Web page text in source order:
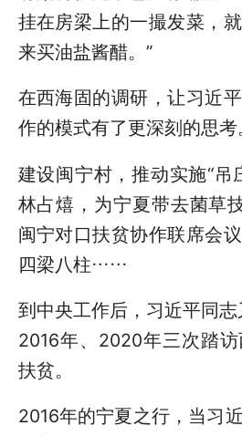
挂在房梁上的一撮发菜，
来买油盐酱醋。”
在西海固的调研，让习近
作的模式有了更深刻的思考
建设闽宁村，推动实施“吊
林占熺，为宁夏带去菌草
闽宁对口扶贫协作联席会
四梁八柱……
到中央工作后，习近平同志
2016年、2020年三次踏
扶贫。
2016年的宁夏之行，当习